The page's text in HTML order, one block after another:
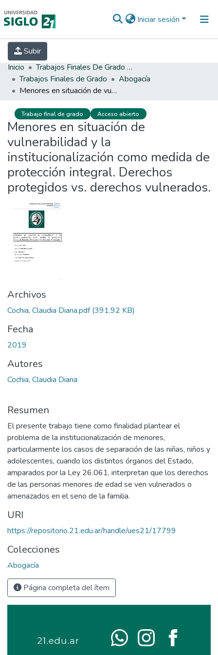
Iniciar sesión
Subir
INICIO EBOOK21
INVESTIGACIÓN
Inicio
Trabajos Finales De Grado Y Posgrado
Trabajos Finales de Grado
Abogacía
Menores en situación de vulnerabilidad y la institucionalización como medida de protección integral. Derechos protegidos vs. derechos vulnerados.
Trabajo final de grado Acceso abierto
Menores en situación de
vulnerabilidad y la
institucionalización como medida de
protección integral. Derechos
protegidos vs. derechos vulnerados.
Archivos
Cochia, Claudia Diana.pdf(391.92 KB)
Fecha
2019
Autores
Cochia, Claudia Diana
Resumen
El presente trabajo tiene como finalidad plantear el
problema de la institucionalización de menores,
particularmente los casos de separación de las niñas, niños y
adolescentes, cuando los distintos órganos del Estado,
amparados por la Ley 26.061, interpretan que los derechos
de las personas menores de edad se ven vulnerados o
amenazados en el seno de la familia.
URI
https://repositorio.21.edu.ar/handle/ues21/17799
Colecciones
Abogacía
Página completa del ítem